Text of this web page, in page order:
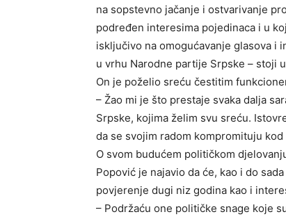
na sopstevno jačanje i ostvarivanje
podređen interesima pojedinaca i u
isključivo na omogućavanje glasova i
u vrhu Narodne partije Srpske – stoji
On je poželio sreću čestitim
– Žao mi je što prestaje svaka dalja
Srpske, kojima želim svu sreću.
da se svojim radom kompromituju
O svom budućem političkom
Popović je najavio da će, kao i do
povjerenje dugi niz godina kao i
– Podržaću one političke snage koje